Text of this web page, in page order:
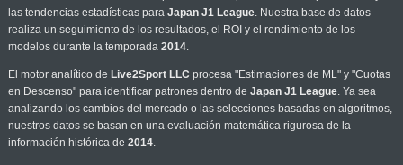
las tendencias estadísticas para Japan J1 League. Nuestra base de datos
realiza un seguimiento de los resultados, el ROI y el rendimiento de los
modelos durante la temporada 2014.
El motor analítico de Live2Sport LLC procesa "Estimaciones de ML" y "Cuotas
en Descenso" para identificar patrones dentro de Japan J1 League. Ya sea
analizando los cambios del mercado o las selecciones basadas en algoritmos,
nuestros datos se basan en una evaluación matemática rigurosa de la
información histórica de 2014.